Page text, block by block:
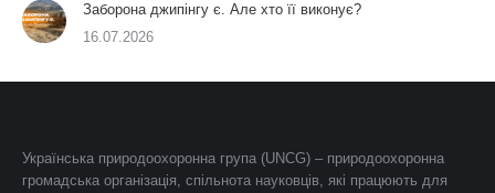
Заборона джипінгу є. Але хто її виконує?
16.07.2026
Українська природоохоронна група (UNCG) – природоохоронна
громадська організація, спільнота науковців, які працюють для